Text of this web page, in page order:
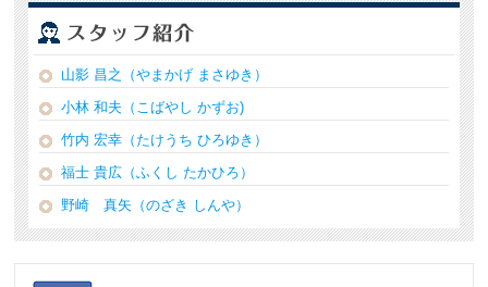
山影 昌之（やまかげ まさゆき）
小林 和夫（こばやし かずお)
竹内 宏幸（たけうち ひろゆき）
福士 貴広（ふくし たかひろ）
野崎 真矢（のざき しんや）